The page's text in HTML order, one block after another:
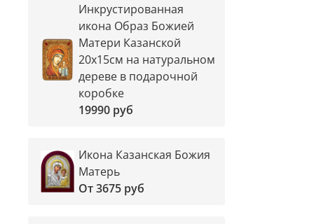
Инкрустированная
икона Образ Божией
Матери Казанской
20х15см на натуральном
дереве в подарочной
коробке
19990 руб
Икона Казанская Божия
Матерь
От3675 руб